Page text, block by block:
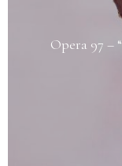
Opera 97 –